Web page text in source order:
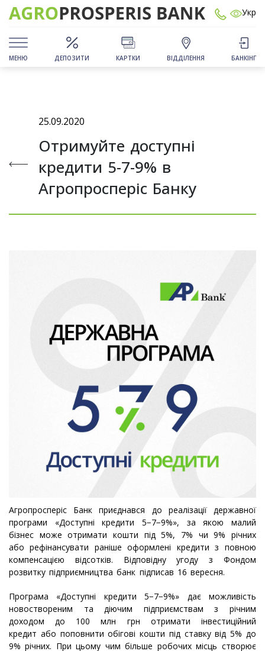
Укр
МЕНЮ ДЕПОЗИТИ КАРТКИ ВІДДІЛЕННЯ БАНКІНГ
25.09.2020
Отримуйте доступні
кредити 5-7-9% в
Агропросперіс Банку
Агропросперіс Банк приєднався до реалізації державної
програми «Доступні кредити 5−7−9%», за якою малий
бізнес може отримати кошти під 5%, 7% чи 9% річних
або рефінансувати раніше оформлені кредити з повною
компенсацією відсотків. Відповідну угоду з Фондом
розвитку підприємництва банк підписав 16 вересня.
Програма «Доступні кредити 5−7−9%» дає можливість
новоствореним та діючим підприємствам з річним
доходом до 100 млн грн отримати інвестиційний
кредит або поповнити обігові кошти під ставку від 5% до
9% річних. При цьому чим більше робочих місць створює